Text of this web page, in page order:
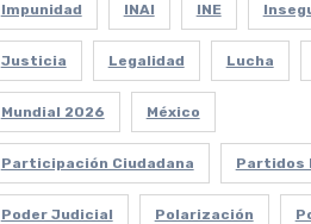
Impunidad INAI INE
Justicia Legalidad Lucha
Mundial 2026 México
Participación Ciudadana Partidos
Poder Judicial Polarización